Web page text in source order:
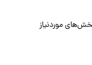
موردنیاز